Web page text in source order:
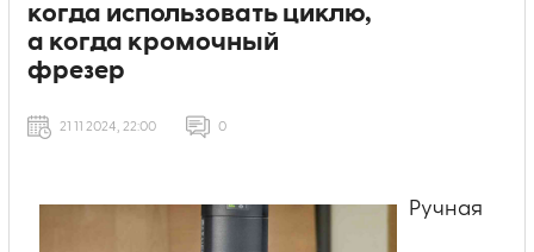
когда использовать циклю,
а когда кромочный
фрезер
21 11 2024, 22:00 0
Ручная